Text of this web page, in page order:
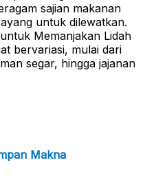
sajian makanan
untuk dilewatkan.
Memanjakan Lidah
bervariasi, mulai dari
segar, hingga jajanan
Makna